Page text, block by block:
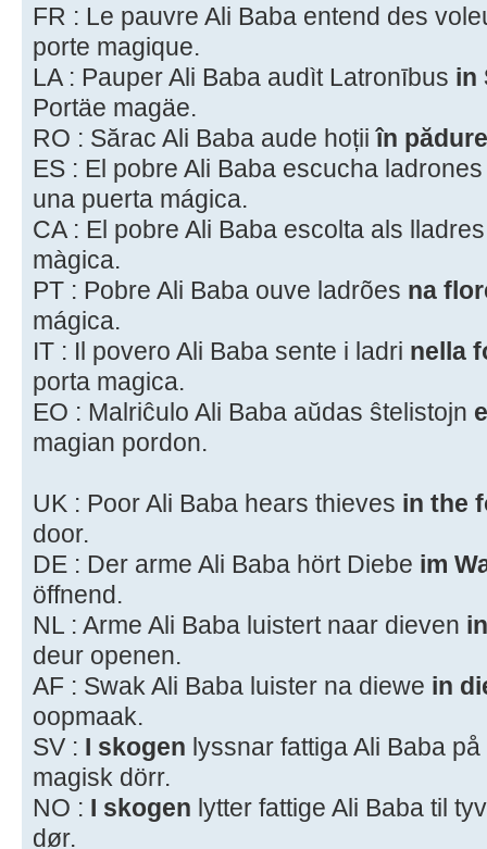
FR : Le pauvre Ali Baba entend des
porte magique.
LA : Pauper Ali Baba audìt Latronībus in
Portäe magäe.
RO : Sărac Ali Baba aude hoțiiîn pădure
ES : El pobre Ali Baba escucha
una puerta mágica.
CA : El pobre Ali Baba escolta als
màgica.
PT : Pobre Ali Baba ouve ladrões na
mágica.
IT : Il povero Ali Baba sente i ladri nella
porta magica.
EO : Malriĉulo Ali Baba aŭdas ŝtelistojn
magian pordon.
UK : Poor Ali Baba hears thieves in the
door.
DE : Der arme Ali Baba hört Diebe im
öffnend.
NL : Arme Ali Baba luistert naar dieven
deur openen.
AF : Swak Ali Baba luister na diewe in
oopmaak.
SV : I skogen lyssnar fattiga Ali Baba
magisk dörr.
NO : I skogen lytter fattige Ali Baba til
dør.